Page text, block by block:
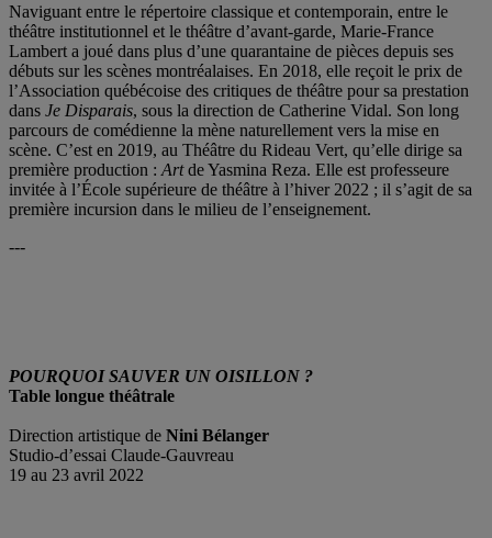
Naviguant entre le répertoire classique et contemporain, entre le
théâtre institutionnel et le théâtre d’avant-garde, Marie-France
Lambert a joué dans plus d’une quarantaine de pièces depuis ses
débuts sur les scènes montréalaises. En 2018, elle reçoit le prix de
l’Association québécoise des critiques de théâtre pour sa prestation
dans Je Disparais, sous la direction de Catherine Vidal. Son long
parcours de comédienne la mène naturellement vers la mise en
scène. C’est en 2019, au Théâtre du Rideau Vert, qu’elle dirige sa
première production : Artde Yasmina Reza. Elle est professeure
invitée à l’École supérieure de théâtre à l’hiver 2022 ; il s’agit de sa
première incursion dans le milieu de l’enseignement.
---
POURQUOI SAUVER UN OISILLON ?
Table longue théâtrale
Direction artistique de Nini Bélanger
Studio-d’essai Claude-Gauvreau
19 au 23 avril 2022